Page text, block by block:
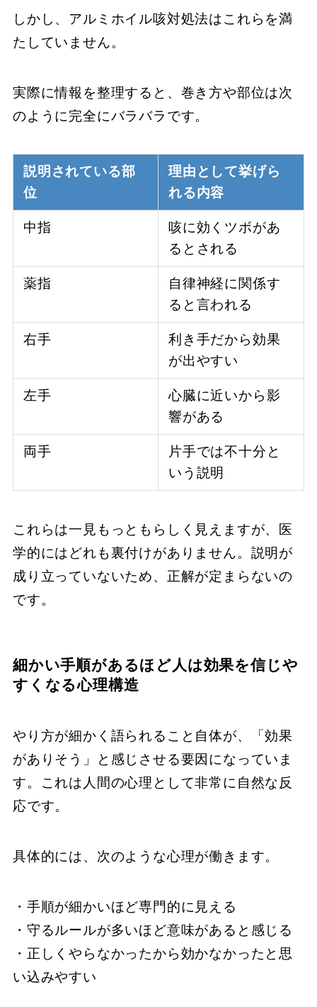
しかし、アルミホイル咳対処法はこれらを満
たしていません。
実際に情報を整理すると、巻き方や部位は次
のように完全にバラバラです。
説明されている部
位
理由として挙げら
れる内容
中指
咳に効くツボがあ
るとされる
薬指
自律神経に関係す
ると言われる
右手
利き手だから効果
が出やすい
左手
心臓に近いから影
響がある
両手
片手では不十分と
いう説明
これらは一見もっともらしく見えますが、医
学的にはどれも裏付けがありません。説明が
成り立っていないため、正解が定まらないの
です。
細かい手順があるほど人は効果を信じや
すくなる心理構造
やり方が細かく語られること自体が、「効果
がありそう」と感じさせる要因になっていま
す。これは人間の心理として非常に自然な反
応です。
具体的には、次のような心理が働きます。
・手順が細かいほど専門的に見える
・守るルールが多いほど意味があると感じる
・正しくやらなかったから効かなかったと思
い込みやすい